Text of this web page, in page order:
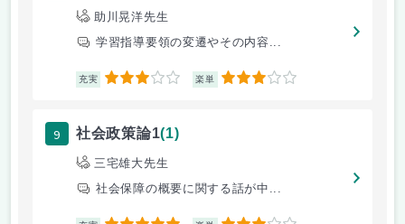
助川晃洋先生
学習指導要領の変遷やその内容...
充実 3 楽単 3
9 社会政策論1(1)
三宅雄大先生
社会保障の概要に関する話が中...